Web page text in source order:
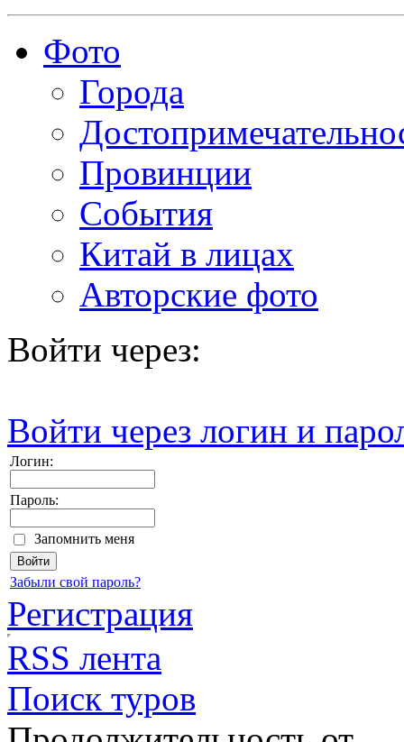
Фото
Города
Провинции
События
Китай в лицах
Авторские фото
Войти через:
Войти через логин и
Логин:
Пароль:
Запомнить меня
Забыли свой пароль?
Регистрация
RSS лента
Поиск туров